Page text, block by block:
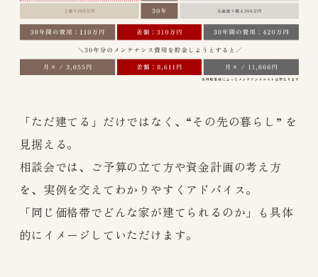
「ただ建てる」だけではなく、“その先の暮らし” を
見据える。
相談会では、ご予算の立て方や資金計画の考え方
を、実例を交えてわかりやすくアドバイス。
「同じ価格帯でどんな家が建てられるのか」も具体
的にイメージしていただけます。